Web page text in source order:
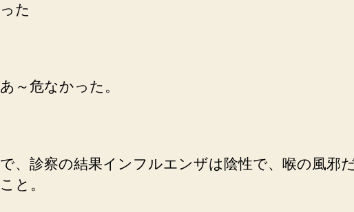
った
あ～危なかった。
で、診察の結果インフルエンザは陰性で、喉の風邪
こと。